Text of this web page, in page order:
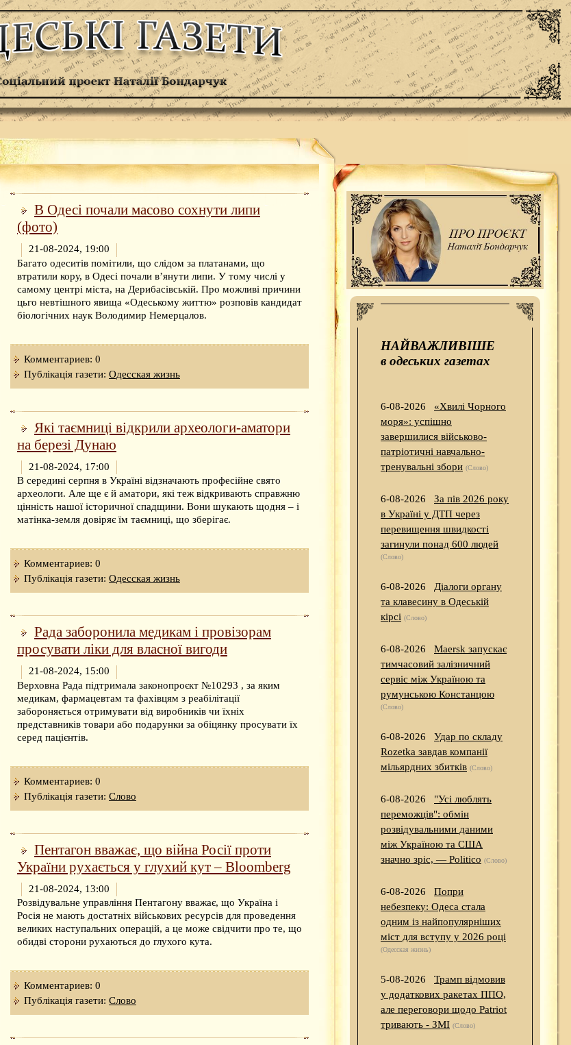
В Одесі почали масово сохнути липи
(фото)
21-08-2024, 19:00
Багато одеситів помітили, що слідом за платанами, що
втратили кору, в Одесі почали в’янути липи. У тому числі у
самому центрі міста, на Дерибасівській. Про можливі причини
цьго невтішного явища «Одеському життю» розповів кандидат
біологічних наук Володимир Немерцалов.
Комментариев: 0
Публікація газети: Одесская жизнь
Які таємниці відкрили археологи-аматори
на березі Дунаю
21-08-2024, 17:00
В середині серпня в Україні відзначають професійне свято
археологи. Але ще є й аматори, які теж відкривають справжню
цінність нашої історичної спадщини. Вони шукають щодня – і
матінка-земля довіряє їм таємниці, що зберігає.
Комментариев: 0
Публікація газети: Одесская жизнь
Рада заборонила медикам і провізорам
просувати ліки для власної вигоди
21-08-2024, 15:00
Верховна Рада підтримала законопроєкт №10293 , за яким
медикам, фармацевтам та фахівцям з реабілітації
забороняється отримувати від виробників чи їхніх
представників товари або подарунки за обіцянку просувати їх
серед пацієнтів.
Комментариев: 0
Публікація газети: Слово
Пентагон вважає, що війна Росії проти
України рухається у глухий кут – Bloomberg
21-08-2024, 13:00
Розвідувальне управління Пентагону вважає, що Україна і
Росія не мають достатніх військових ресурсів для проведення
великих наступальних операцій, а це може свідчити про те, що
обидві сторони рухаються до глухого кута.
Комментариев: 0
Публікація газети: Слово
НАЙВАЖЛИВІШЕ
в одеських газетах
6-08-2026
«Хвилі Чорного
моря»: успішно
завершилися військово-
патріотичні навчально-
тренувальні збори (Слово)
6-08-2026
За пів 2026 року
в Україні у ДТП через
перевищення швидкості
загинули понад 600 людей
(Слово)
6-08-2026
Діалоги органу
та клавесину в Одеській
кірсі (Слово)
6-08-2026
Maersk запускає
тимчасовий залізничний
сервіс між Україною та
румунською Констанцою
(Слово)
6-08-2026
Удар по складу
Rozetka завдав компанії
мільярдних збитків (Слово)
6-08-2026
"Усі люблять
переможців": обмін
розвідувальними даними
між Україною та США
значно зріс, — Politico (Слово)
6-08-2026
Попри
небезпеку: Одеса стала
одним із найпопулярніших
міст для вступу у 2026 році
(Одесская жизнь)
5-08-2026
Трамп відмовив
у додаткових ракетах ППО,
але переговори щодо Patriot
тривають - ЗМІ (Слово)